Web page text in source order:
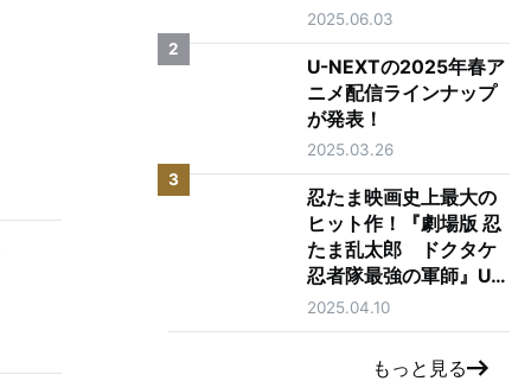
れた聖女は隣国に売ら
れる』がTOP2
2025.06.03
2
U-NEXTの2025年春ア
ニメ配信ラインナップ
が発表！
2025.03.26
3
忍たま映画史上最大の
ヒット作！『劇場版 忍
たま乱太郎 ドクタケ
忍者隊最強の軍師』U-
NEXTで独占先行レン
タル配信開始！
2025.04.10
もっと見る